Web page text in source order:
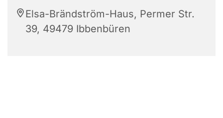
Elsa-Brändström-Haus, Permer Str.
39, 49479 Ibbenbüren